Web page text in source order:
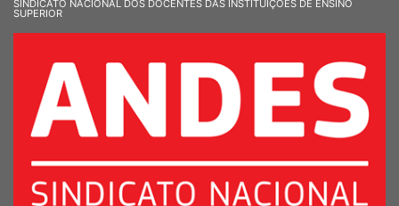
SINDICATO NACIONAL DOS DOCENTES DAS INSTITUIÇÕES DE ENSINO